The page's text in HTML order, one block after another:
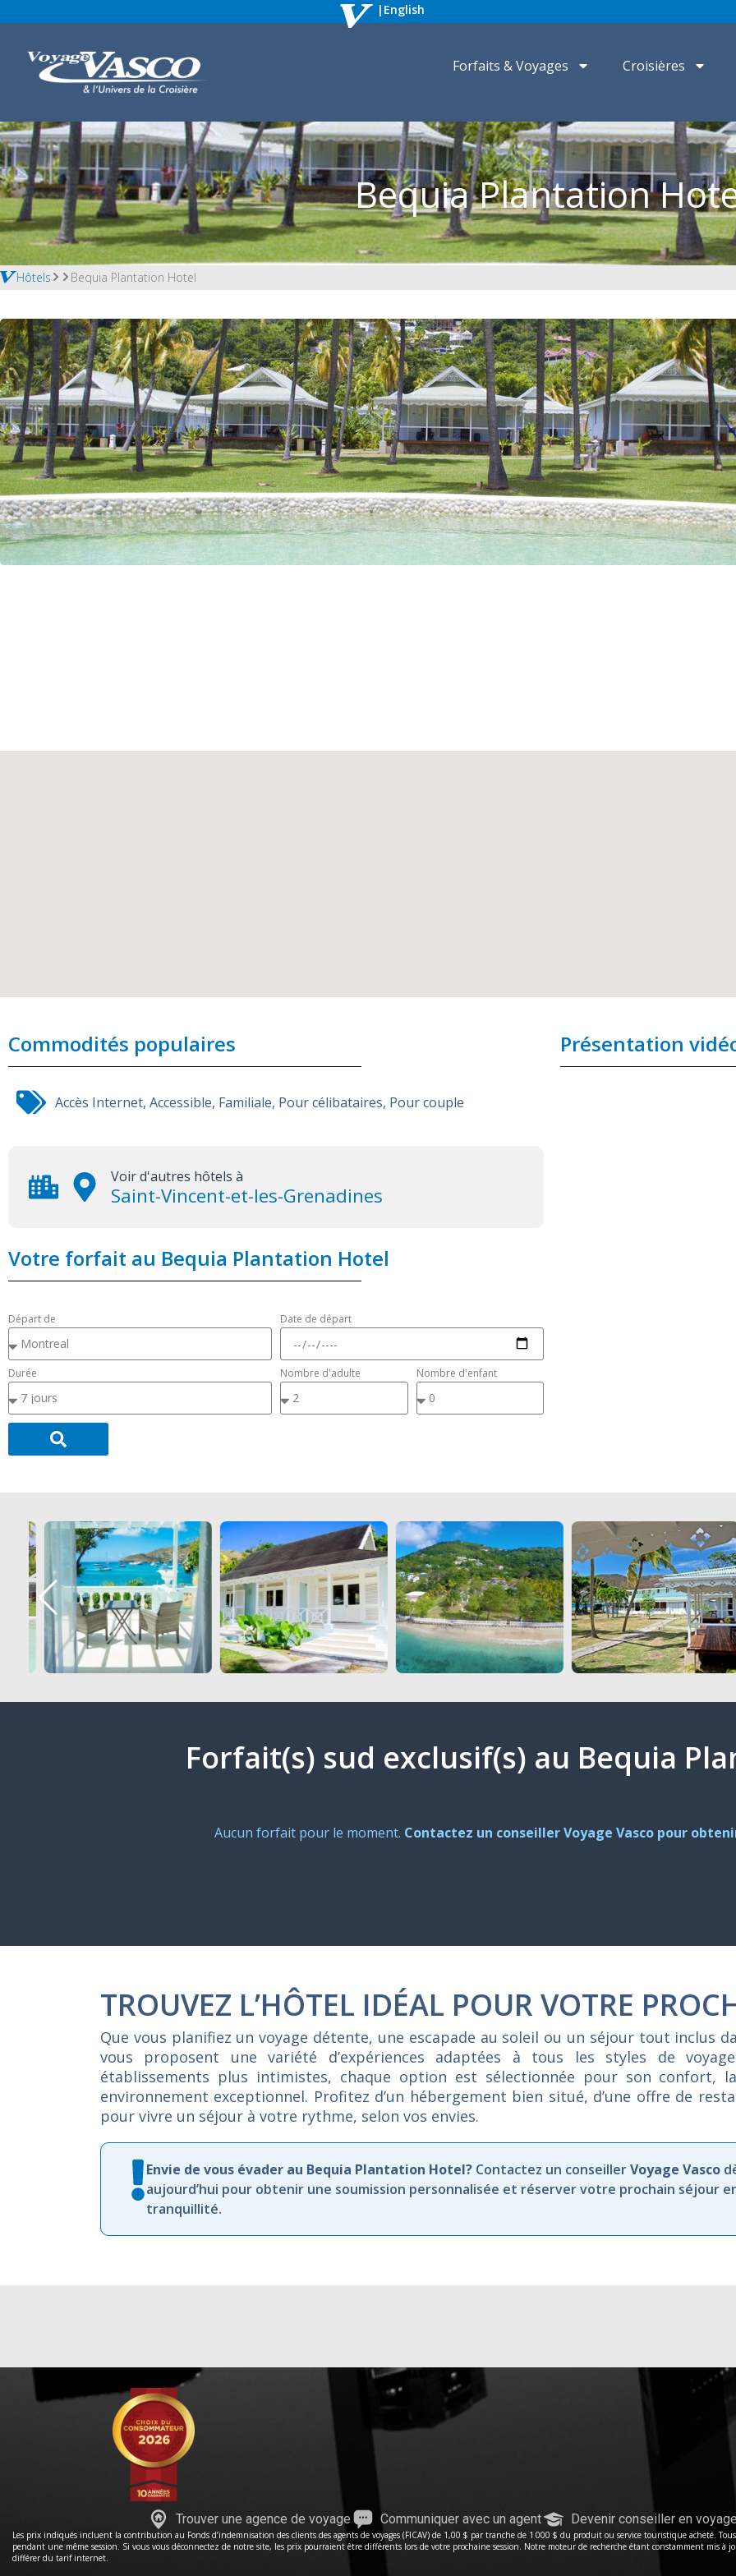
| English
Forfaits & Voyages Croisières
Bequia Plantation
Hôtels Bequia Plantation Hotel
Commodités populaires
Accès Internet, Accessible, Familiale, Pour célibataires, Pour couple
Voir d'autres hôtels à
Saint-Vincent-et-les-Grenadines
Votre forfait au Bequia Plantation Hotel
Départ de Date de départ
Durée Nombre d'adulte Nombre d'enfant
Présentation
Forfait(s) sud exclusif(s) au Bequia
Aucun forfait pour le moment. Contactez un conseiller Voyage Vasco pour
TROUVEZ L’HÔTEL IDÉAL POUR VOTRE
Que vous planifiez unvoyage détente, une escapade au soleil ou un séjour tout inclus
vous proposent unevariété d’expériences adaptées à tous les styles de
établissements plus intimistes, chaque option est sélectionnée pour son confort,
environnement exceptionnel. Profitez d’un hébergement bien situé, d’une offre de
pour vivre un séjour à votre rythme, selon vos envies.
Envie de vous évader au Bequia Plantation Hotel? Contactez un conseillerVoyage Vasco
aujourd’hui pour obtenir une soumission personnalisée et réserver votre prochain séjour
tranquillité.
Trouver une agence de voyage Communiquer avec un agent Devenir conseiller en
Les prix indiqués incluent la contribution au Fonds d’indemnisation des clients des agents de voyages (FICAV) de 1,00 $ par tranche de 1 000 $ du produit ou service touristique acheté.
pendant une même session. Si vous vous déconnectez de notre site, les prix pourraient être différents lors de votre prochaine session. Notre moteur de recherche étant constamment mis
différer du tarif internet.